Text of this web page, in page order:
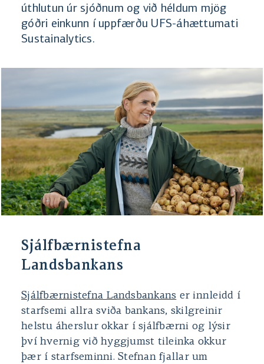
úthlutun úr sjóðnum og við héldum mjög
góðri einkunn í uppfærðu UFS-áhættumati
Sustainalytics.
Sjálfbærnistefna
Landsbankans
Sjálfbærnistefna Landsbankans er innleidd í
starfsemi allra sviða bankans, skilgreinir
helstu áherslur okkar í sjálfbærni og lýsir
því hvernig við hyggjumst tileinka okkur
þær í starfseminni. Stefnan fjallar um